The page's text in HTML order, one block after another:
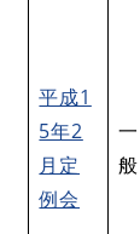
平成1
5年2
月定
例会
一
般